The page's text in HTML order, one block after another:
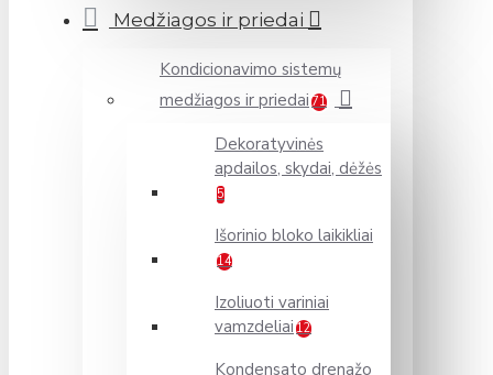
Medžiagos ir priedai
Kondicionavimo sistemų
medžiagos ir priedai 71
Dekoratyvinės
apdailos, skydai, dėžės
5
Išorinio bloko laikikliai
14
Izoliuoti variniai
vamzdeliai 12
Kondensato drenažo